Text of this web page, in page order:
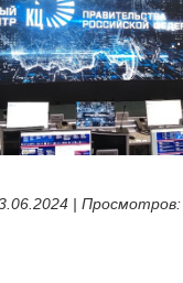
| Просмотров: